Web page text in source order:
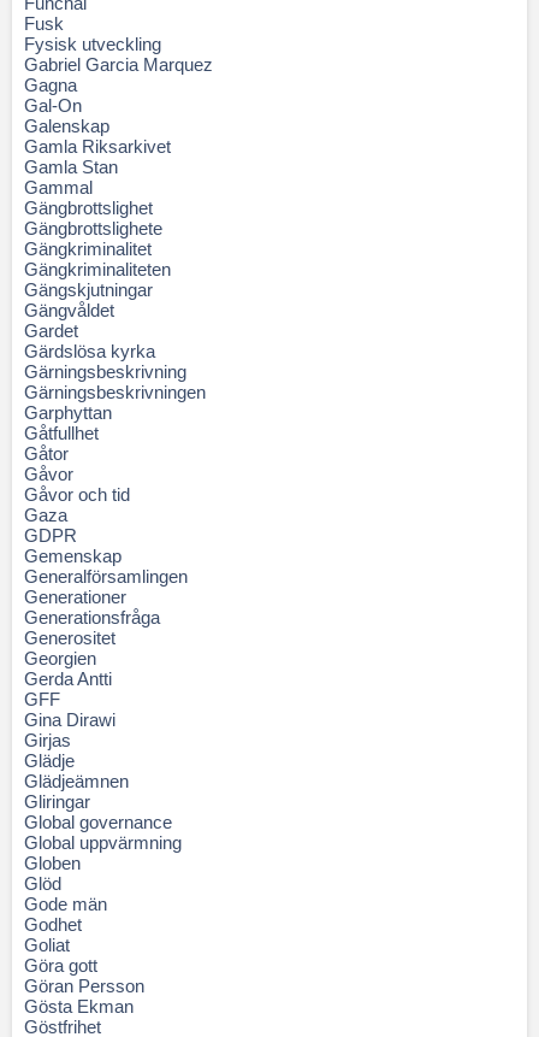
Fusk
Fysisk utveckling
Gabriel Garcia Marquez
Gagna
Gal-On
Galenskap
Gamla Riksarkivet
Gamla Stan
Gammal
Gängbrottslighet
Gängbrottslighete
Gängkriminalitet
Gängkriminaliteten
Gängskjutningar
Gängvåldet
Gardet
Gärdslösa kyrka
Gärningsbeskrivning
Gärningsbeskrivningen
Garphyttan
Gåtfullhet
Gåtor
Gåvor
Gåvor och tid
Gaza
GDPR
Gemenskap
Generalförsamlingen
Generationer
Generationsfråga
Generositet
Georgien
Gerda Antti
GFF
Gina Dirawi
Girjas
Glädje
Glädjeämnen
Gliringar
Global governance
Global uppvärmning
Globen
Glöd
Gode män
Godhet
Goliat
Göra gott
Göran Persson
Gösta Ekman
Göstfrihet